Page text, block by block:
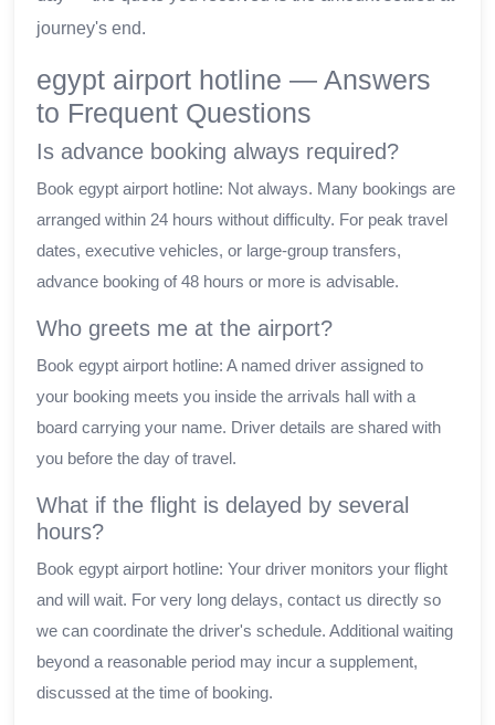
journey's end.
egypt airport hotline — Answers
to Frequent Questions
Is advance booking always required?
Book egypt airport hotline: Not always. Many bookings are
arranged within 24 hours without difficulty. For peak travel
dates, executive vehicles, or large-group transfers,
advance booking of 48 hours or more is advisable.
Who greets me at the airport?
Book egypt airport hotline: A named driver assigned to
your booking meets you inside the arrivals hall with a
board carrying your name. Driver details are shared with
you before the day of travel.
What if the flight is delayed by several
hours?
Book egypt airport hotline: Your driver monitors your flight
and will wait. For very long delays, contact us directly so
we can coordinate the driver's schedule. Additional waiting
beyond a reasonable period may incur a supplement,
discussed at the time of booking.